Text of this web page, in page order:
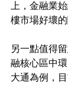
上，金融業
樓市場好壞的
另一點值得
融核心區中
大通為例，